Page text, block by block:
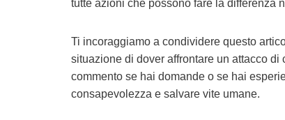
tutte azioni che possono fare la differenza
Ti incoraggiamo a condividere questo
situazione di dover affrontare un attacco
commento se hai domande o se hai
consapevolezza e salvare vite umane.